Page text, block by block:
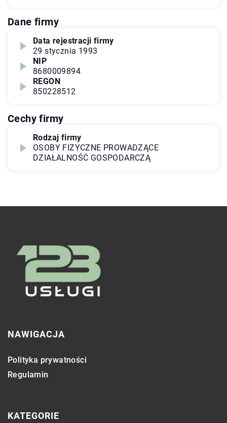
Dane firmy
Data rejestracji firmy
29 stycznia 1993
NIP
8680009894
REGON
850228512
Cechy firmy
Rodzaj firmy
OSOBY FIZYCZNE PROWADZĄCE
DZIAŁALNOŚĆ GOSPODARCZĄ
NAWIGACJA
Polityka prywatności
Regulamin
KATEGORIE